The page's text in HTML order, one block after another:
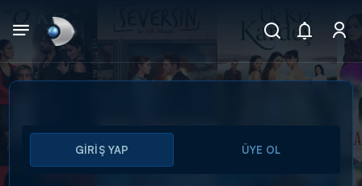
Arama
GİRİŞ YAP ÜYE OL